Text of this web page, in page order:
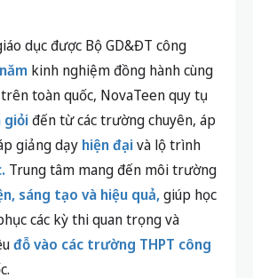
dục được Bộ GD&ĐT công
kinh nghiệm đồng hành cùng
toàn quốc, NovaTeen quy tụ
giỏiđến từ các trường chuyên, áp
giảng dạy hiện đạivà lộ trình
Trung tâm mang đến môi trường
sáng tạo và hiệu quả,giúp học
các kỳ thi quan trọng và
đỗ vào các trường THPT công